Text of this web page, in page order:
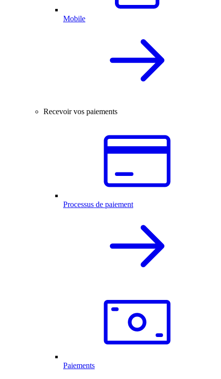
Mobile
Recevoir vos paiements
Processus de paiement
Paiements